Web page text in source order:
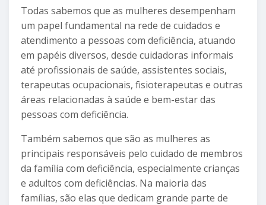
Todas sabemos que as mulheres desempenham
um papel fundamental na rede de cuidados e
atendimento a pessoas com deficiência, atuando
em papéis diversos, desde cuidadoras informais
até profissionais de saúde, assistentes sociais,
terapeutas ocupacionais, fisioterapeutas e outras
áreas relacionadas à saúde e bem-estar das
pessoas com deficiência.
Também sabemos que são as mulheres as
principais responsáveis pelo cuidado de membros
da família com deficiência, especialmente crianças
e adultos com deficiências. Na maioria das
famílias, são elas que dedicam grande parte de